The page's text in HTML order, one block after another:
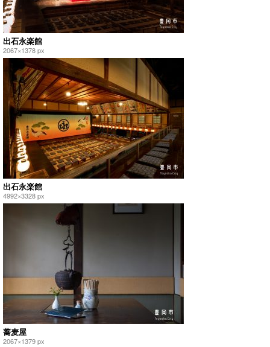
出石永楽館
2067×1378 px
出石永楽館
4992×3328 px
蕎麦屋
2067×1379 px